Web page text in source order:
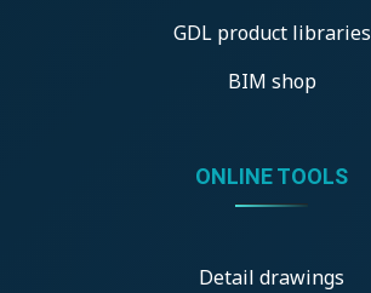
GDL product libraries
BIM shop
ONLINE TOOLS
Detail drawings